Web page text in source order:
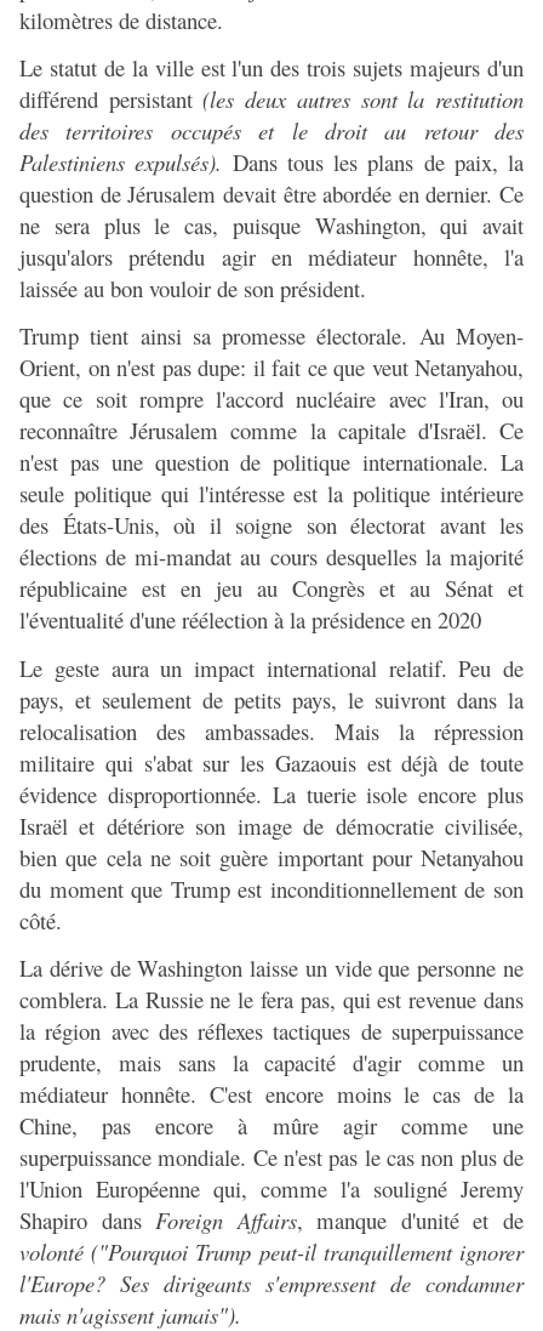
kilomètres de distance.
Le statut de la ville est l'un des trois sujets majeurs d'un
différend persistant(les deux autres sont la restitution
des territoires occupés et le droit au retour des
Palestiniens expulsés). Dans tous les plans de paix, la
question de Jérusalem devait être abordée en dernier. Ce
ne sera plus le cas, puisque Washington, qui avait
jusqu'alors prétendu agir en médiateur honnête, l'a
laissée au bon vouloir de son président.
Trump tient ainsi sa promesse électorale. Au Moyen-
Orient, on n'est pas dupe: il fait ce que veut Netanyahou,
que ce soit rompre l'accord nucléaire avec l'Iran, ou
reconnaître Jérusalem comme la capitale d'Israël. Ce
n'est pas une question de politique internationale. La
seule politique qui l'intéresse est la politique intérieure
des États-Unis, où il soigne son électorat avant les
élections de mi-mandat au cours desquelles la majorité
républicaine est en jeu au Congrès et au Sénat et
l'éventualité d'une réélection à la présidence en 2020
Le geste aura un impact international relatif. Peu de
pays, et seulement de petits pays, le suivront dans la
relocalisation des ambassades. Mais la répression
militaire qui s'abat sur les Gazaouis est déjà de toute
évidence disproportionnée. La tuerie isole encore plus
Israël et détériore son image de démocratie civilisée,
bien que cela ne soit guère important pour Netanyahou
du moment que Trump est inconditionnellement de son
côté.
La dérive de Washington laisse un vide que personne ne
comblera. La Russie ne le fera pas, qui est revenue dans
la région avec des réflexes tactiques de superpuissance
prudente, mais sans la capacité d'agir comme un
médiateur honnête. C'est encore moins le cas de la
Chine, pas encore à mûre agir comme une
superpuissance mondiale. Ce n'est pas le cas non plus de
l'Union Européenne qui, comme l'a souligné Jeremy
Shapiro dans Foreign Affairs, manque d'unité et de
volonté ("Pourquoi Trump peut-il tranquillement ignorer
l'Europe? Ses dirigeants s'empressent de condamner
mais n'agissent jamais").